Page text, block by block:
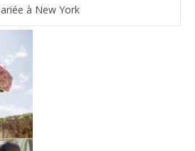
à New York